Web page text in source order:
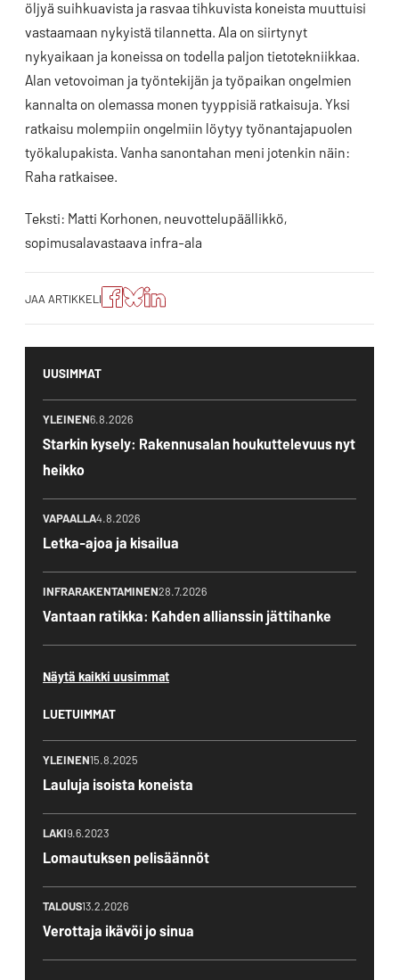
öljyä suihkuavista ja rasvaa tihkuvista koneista muuttuisi
vastaamaan nykyistä tilannetta. Ala on siirtynyt
nykyaikaan ja koneissa on todella paljon tietotekniikkaa.
Alan vetovoiman ja työntekijän ja työpaikan ongelmien
kannalta on olemassa monen tyyppisiä ratkaisuja. Yksi
ratkaisu molempiin ongelmiin löytyy työnantajapuolen
työkalupakista. Vanha sanontahan meni jotenkin näin:
Raha ratkaisee.
Teksti: Matti Korhonen, neuvottelupäällikkö,
sopimusalavastaava infra-ala
JAA ARTIKKELI
Jaa
artikkeli
Facebookissa
Jaa
artikkeli
Blueskyssa
Jako:
Jaa
artikkeli
LinkedIn:ssä
UUSIMMAT
YLEINEN6.8.2026
Starkin kysely: Rakennusalan houkuttelevuus nyt
heikko
VAPAALLA4.8.2026
Letka-ajoa ja kisailua
INFRARAKENTAMINEN28.7.2026
Vantaan ratikka: Kahden allianssin jättihanke
Näytä kaikki uusimmat
LUETUIMMAT
YLEINEN15.8.2025
Lauluja isoista koneista
LAKI9.6.2023
Lomautuksen pelisäännöt
TALOUS13.2.2026
Verottaja ikävöi jo sinua